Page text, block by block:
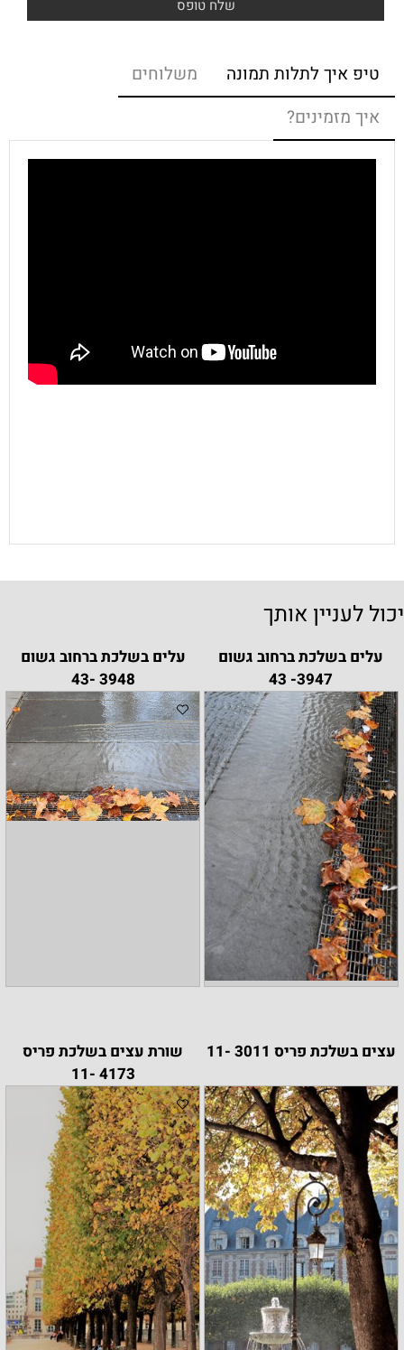
טיפ איך לתלות תמונה
משלוחים
איך מזמינים?
יכול לעניין אותך
עלים בשלכת ברחוב גשום
3947- 43
עלים בשלכת ברחוב גשום
3948 -43
עצים בשלכת פריס 3011 -11
שורת עצים בשלכת פריס
4173 -11